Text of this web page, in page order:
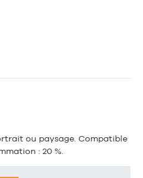
ou paysage. Compatible
: 20 %.